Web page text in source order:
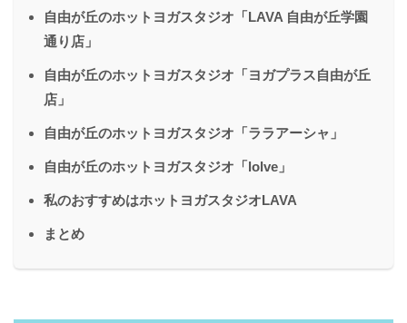
自由が丘のホットヨガスタジオ「LAVA 自由が丘学園
通り店」
自由が丘のホットヨガスタジオ「ヨガプラス自由が丘
店」
自由が丘のホットヨガスタジオ「ララアーシャ」
自由が丘のホットヨガスタジオ「lolve」
私のおすすめはホットヨガスタジオLAVA
まとめ